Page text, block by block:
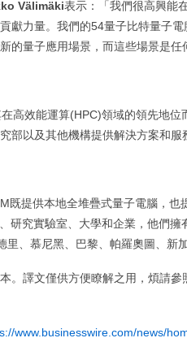
Välimäki表示：「我們很高興能
獻力量。我們的54量子比特量子
的量子應用場景，而這些場景是任
高效能運算(HPC)領域的領先地位
部以及其他機構提供解決方案和服
提供本地全堆疊式量子電腦，也
研究實驗室、大學和企業，他們
、慕尼黑、巴黎、帕羅奧圖、新
。譯文僅供方便瞭解之用，煩請
www.businesswire.com/news/